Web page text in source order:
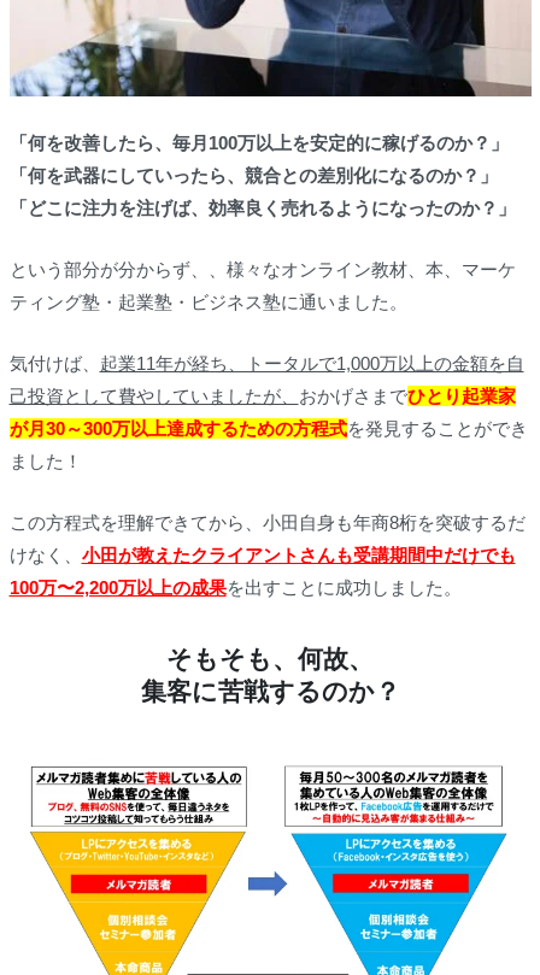
「何を改善したら、毎月100万以上を安定的に稼げるのか？」
「何を武器にしていったら、競合との差別化になるのか？」
「どこに注力を注げば、効率良く売れるようになったのか？」
という部分が分からず、、様々なオンライン教材、本、マーケ
ティング塾・起業塾・ビジネス塾に通いました。
気付けば、 起業11年が経ち、トータルで1,000万以上の金額を自
己投資として費やしていましたが、 おかげさまでひとり起業家
が月30～300万以上達成するための方程式を発見することができ
ました！
この方程式を理解できてから、小田自身も年商8桁を突破するだ
けなく、 小田が教えたクライアントさんも受講期間中だけでも
100万〜2,200万以上の成果を出すことに成功しました。
そもそも、何故、
集客に苦戦するのか？